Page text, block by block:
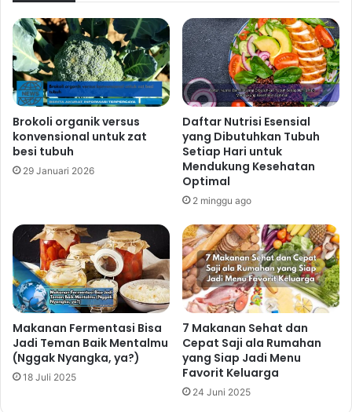
Brokoli organik versus
konvensional untuk zat
besi tubuh
29 Januari 2026
Daftar Nutrisi Esensial
yang Dibutuhkan Tubuh
Setiap Hari untuk
Mendukung Kesehatan
Optimal
2 minggu ago
Makanan Fermentasi Bisa
Jadi Teman Baik Mentalmu
(Nggak Nyangka, ya?)
18 Juli 2025
7 Makanan Sehat dan
Cepat Saji ala Rumahan
yang Siap Jadi Menu
Favorit Keluarga
24 Juni 2025